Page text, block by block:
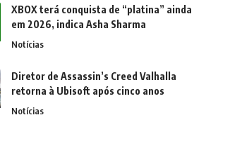
XBOX terá conquista de “platina” ainda
em 2026, indica Asha Sharma
Notícias
Diretor de Assassin’s Creed Valhalla
retorna à Ubisoft após cinco anos
Notícias